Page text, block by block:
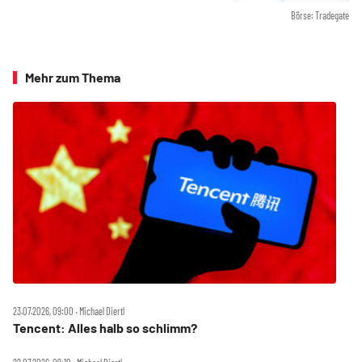
Börse: Tradegate
Mehr zum Thema
23.07.2026, 09:00 ‧ Michael Diertl
Tencent: Alles halb so schlimm?